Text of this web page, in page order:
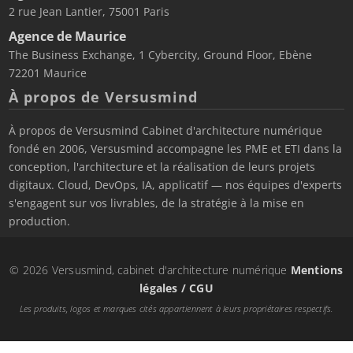
2 rue Jean Lantier, 75001 Paris
Agence de Maurice
The Business Exchange, 1 Cybercity, Ground Floor, Ebène
72201 Maurice
À propos de Versusmind
À propos de Versusmind Cabinet d'architecture numérique
fondé en 2006, Versusmind accompagne les PME et ETI dans la
conception, l'architecture et la réalisation de leurs projets
digitaux. Cloud, DevOps, IA, applicatif — nos équipes d'experts
s'engagent sur vos livrables, de la stratégie à la mise en
production.
© 2026 Versusmind, cabinet d'architecture numérique Mentions
légales / CGU
Les produits, logos et marques cités appartiennent à leurs propriétaires respectifs.